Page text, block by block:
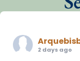
2 days ago